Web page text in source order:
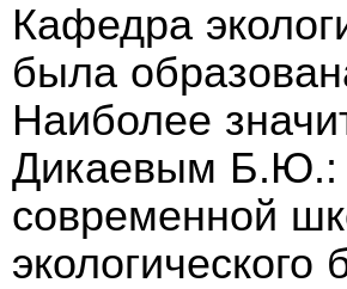
Кафедра
была
Наиболее
Дикаевым Б.Ю.:
современной
экологического